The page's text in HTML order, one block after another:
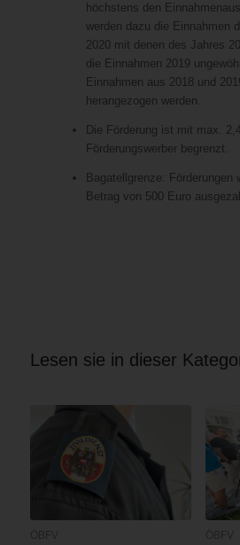
höchstens den
werden dazu die Einnahmen
2020 mit denen des Jahres
die Einnahmen 2019
Einnahmen aus 2018 und
herangezogen werden.
Die Förderung ist mit max.
Förderungswerber begrenzt.
Bagatellgrenze: Förderungen
Betrag von 500 Euro
Lesen sie in dieser